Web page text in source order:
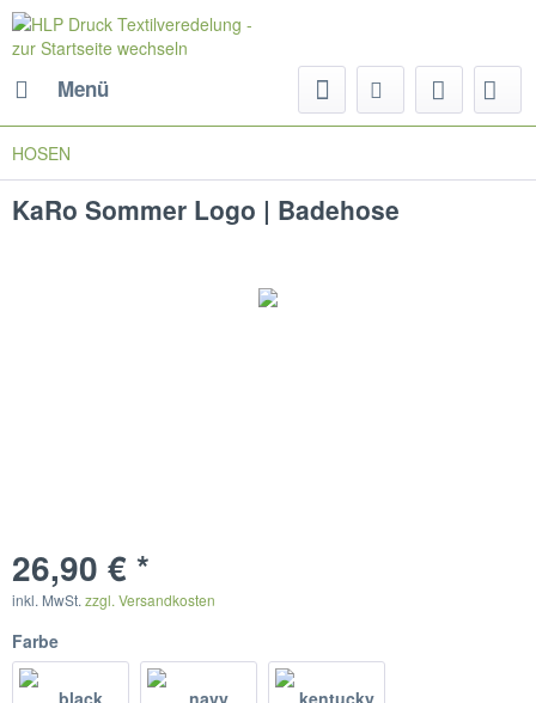
Menü
HOSEN
KaRo Sommer Logo | Badehose
26,90 € *
inkl. MwSt. zzgl. Versandkosten
Farbe